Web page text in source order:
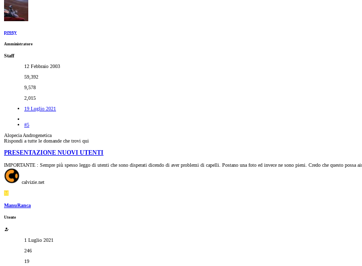
proxy
Amministratore
Staff
12 Febbraio 2003
59,392
9,578
2,015
19 Luglio 2021
#5
Alopecia Androgenetica
Rispondi a tutte le domande che trovi qui
PRESENTAZIONE NUOVI UTENTI
IMPORTANTE : Sempre più spesso leggo di utenti che sono disperati dicendo di aver problemi di capelli. Postano una foto ed invece ne sono pieni. Credo che questo
calvizie.net
M
ManuRanca
Utente
1 Luglio 2021
246
19